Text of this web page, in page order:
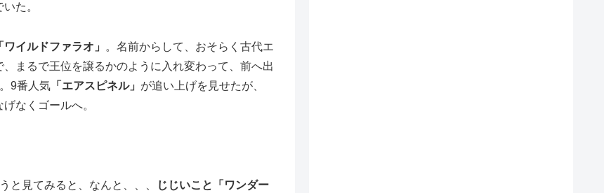
た。
ワイルドファラオ」
。名前からして、おそらく古代エ
まるで王位を譲るかのように入れ変わって、前へ出
。9番人気 「エアスピネル」 が追い上げを見せたが、
なくゴールへ。
と見てみると、なんと、、、
じじいこと「ワンダー